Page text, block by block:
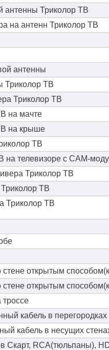
антенны Триколор ТВ
на антенн Триколор ТВ
антенны
Триколор ТВ
Триколор ТВ
на мачте
на крыше
ТВ
на телевизоре с CAM-
Триколор ТВ
Триколор ТВ
Триколор ТВ
стене открытым
стене открытым
троссе
кабель в перегородках
кабель в несущих
Скарт, RCA(тюльпаны),